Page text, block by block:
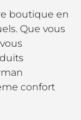
boutique en
Que vous
confort